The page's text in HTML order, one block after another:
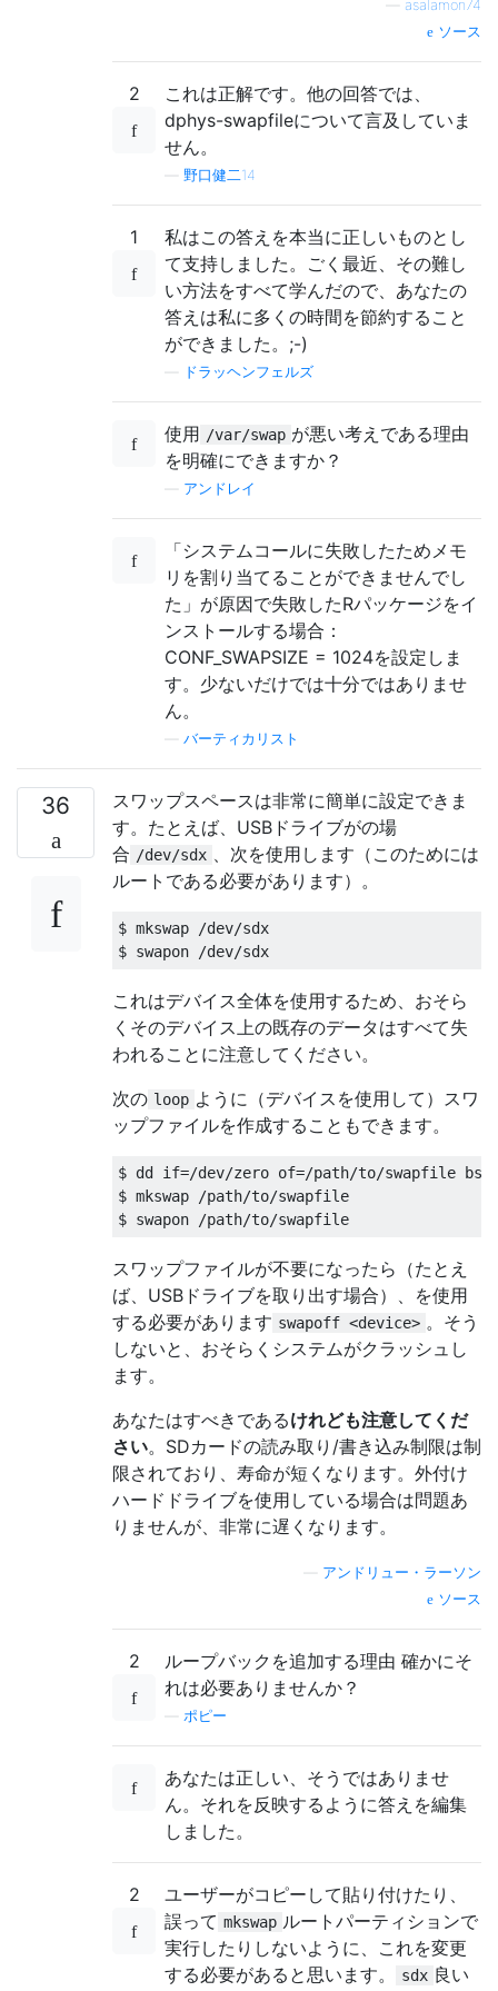
asalamon74
ソース
2
これは正解です。他の回答では、
dphys-swapfileについて言及していま
せん。
野口健二14
1
私はこの答えを本当に正しいものとし
て支持しました。ごく最近、その難し
い方法をすべて学んだので、あなたの
答えは私に多くの時間を節約すること
ができました。;-)
ドラッヘンフェルズ
使用 /var/swap が悪い考えである理由
を明確にできますか？
アンドレイ
「システムコールに失敗したためメモ
リを割り当てることができませんでし
た」が原因で失敗したRパッケージをイ
ンストールする場合：
CONF_SWAPSIZE = 1024を設定しま
す。少ないだけでは十分ではありませ
ん。
バーティカリスト
36
スワップスペースは非常に簡単に設定できま
す。たとえば、USBドライブがの場
合 /dev/sdx
、次を使用します（このためには
ルートである必要があります）。
$ mkswap /dev/sdx
これはデバイス全体を使用するため、おそら
くそのデバイス上の既存のデータはすべて失
われることに注意してください。
次の loop ように（デバイスを使用して）スワ
ップファイルを作成することもできます。
$ dd if=/dev/zero of=/path/to/swapfile
$ mkswap /path/to/swapfile
スワップファイルが不要になったら（たとえ
ば、USBドライブを取り出す場合）、を使用
する必要があります swapoff <device> 。そう
しないと、おそらくシステムがクラッシュし
ます。
あなたはすべきであるけれども注意してくだ
さい。SDカードの読み取り/書き込み制限は制
限されており、寿命が短くなります。外付け
ハードドライブを使用している場合は問題あ
りませんが、非常に遅くなります。
アンドリュー・ラーソン
ソース
2
ループバックを追加する理由 確かにそ
れは必要ありませんか？
ポピー
あなたは正しい、そうではありませ
ん。それを反映するように答えを編集
しました。
2
ユーザーがコピーして貼り付けたり、
誤って mkswap ルートパーティションで
実行したりしないように、これを変更
する必要があると思います。
sdx 良い